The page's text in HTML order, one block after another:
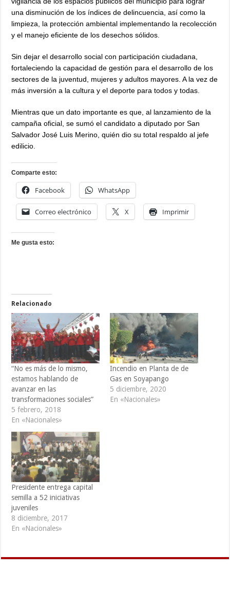
una disminución de los índices de delincuencia, así como la
limpieza, la protección ambiental implementando la recolección
y el manejo eficiente de los desechos sólidos.
Sin dejar el desarrollo social con participación ciudadana,
fortaleciendo la capacidad de gestión para el desarrollo de los
sectores de la juventud, mujeres y adultos mayores. A la vez de
más inversión a la cultura y el deporte para todos y todas.
Mientras que un dato importante es que, al lanzamiento de la
campaña oficial, se sumó el candidato a diputado por San
Salvador José Luis Merino, quién dio su total respaldo al jefe
edilicio.
Comparte esto:
Facebook WhatsApp
Correo electrónico X Imprimir
Me gusta esto:
Relacionado
“No es más de lo mismo,
estamos hablando de
avanzar en las
transformaciones sociales”
5 febrero, 2018
En «Nacionales»
Incendio en Planta de de
Gas en Soyapango
5 diciembre, 2020
En «Nacionales»
Presidente entrega capital
semilla a 52 iniciativas
juveniles
8 diciembre, 2017
En «Nacionales»